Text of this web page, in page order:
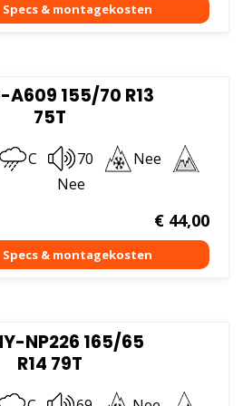
A609 155/70 R13
75T
C 70
Nee
Nee
€44,00
NP226 165/65
R14 79T